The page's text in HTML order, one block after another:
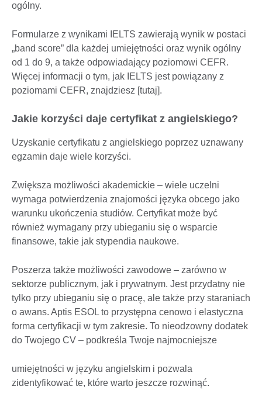
ogólny.
Formularze z wynikami IELTS zawierają wynik w postaci
„band score” dla każdej umiejętności oraz wynik ogólny
od 1 do 9, a także odpowiadający poziomowi CEFR.
Więcej informacji o tym, jak IELTS jest powiązany z
poziomami CEFR, znajdziesz [tutaj].
Jakie korzyści daje certyfikat z angielskiego?
Uzyskanie certyfikatu z angielskiego poprzez uznawany
egzamin daje wiele korzyści.
Zwiększa możliwości akademickie – wiele uczelni
wymaga potwierdzenia znajomości języka obcego jako
warunku ukończenia studiów. Certyfikat może być
również wymagany przy ubieganiu się o wsparcie
finansowe, takie jak stypendia naukowe.
Poszerza także możliwości zawodowe – zarówno w
sektorze publicznym, jak i prywatnym. Jest przydatny nie
tylko przy ubieganiu się o pracę, ale także przy staraniach
o awans. Aptis ESOL to przystępna cenowo i elastyczna
forma certyfikacji w tym zakresie. To nieodzowny dodatek
do Twojego CV – podkreśla Twoje najmocniejsze
umiejętności w języku angielskim i pozwala
zidentyfikować te, które warto jeszcze rozwinąć.